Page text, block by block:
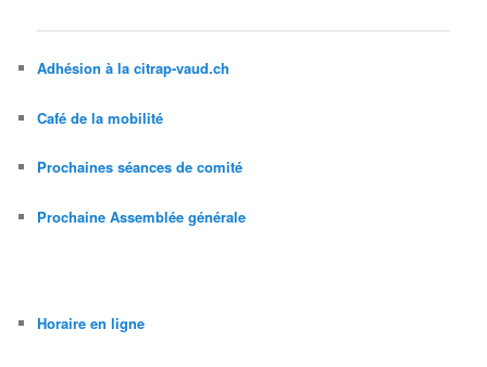
Adhésion à la citrap-vaud.ch
Café de la mobilité
Prochaines séances de comité
Prochaine Assemblée générale
Horaire en ligne